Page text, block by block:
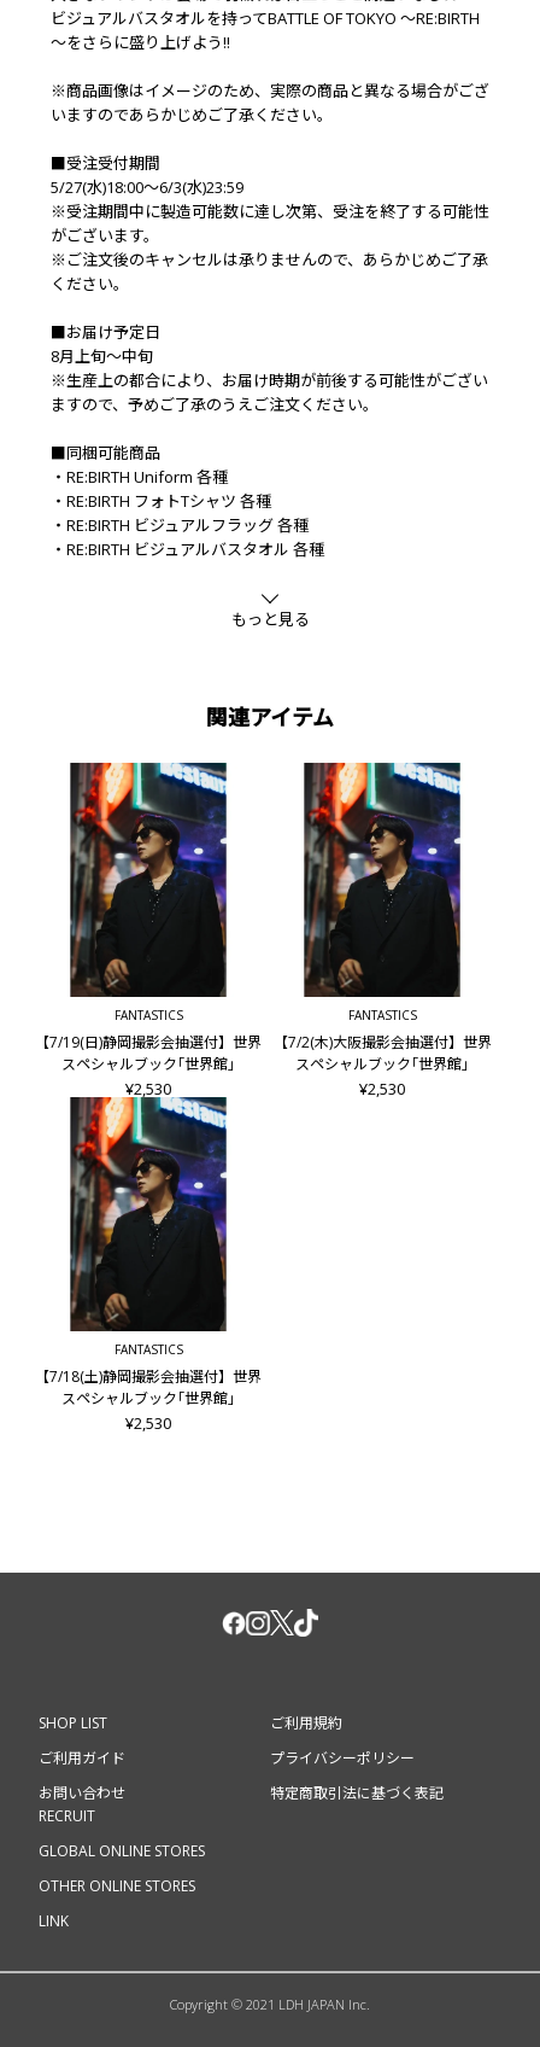
ビジュアルバスタオルを持ってBATTLE OF TOKYO ～RE:BIRTH
～をさらに盛り上げよう!!
※商品画像はイメージのため、実際の商品と異なる場合がござ
いますのであらかじめご了承ください。
■受注受付期間
5/27(水)18:00～6/3(水)23:59
※受注期間中に製造可能数に達し次第、受注を終了する可能性
がございます。
※ご注文後のキャンセルは承りませんので、あらかじめご了承
ください。
■お届け予定日
8月上旬～中旬
※生産上の都合により、お届け時期が前後する可能性がござい
ますので、予めご了承のうえご注文ください。
■同梱可能商品
・RE:BIRTH Uniform 各種
・RE:BIRTH フォトTシャツ 各種
・RE:BIRTH ビジュアルフラッグ 各種
・RE:BIRTH ビジュアルバスタオル 各種
もっと見る
関連アイテム
FANTASTICS
【7/19(日)静岡撮影会抽選付】世界
スペシャルブック｢世界館｣
¥2,530
FANTASTICS
【7/2(木)大阪撮影会抽選付】世界
スペシャルブック｢世界館｣
¥2,530
FANTASTICS
【7/18(土)静岡撮影会抽選付】世界
スペシャルブック｢世界館｣
¥2,530
SHOP LIST
ご利用ガイド
お問い合わせ
ご利用規約
プライバシーポリシー
特定商取引法に基づく表記
RECRUIT
GLOBAL ONLINE STORES
OTHER ONLINE STORES
LINK
Copyright © 2021 LDH JAPAN Inc.